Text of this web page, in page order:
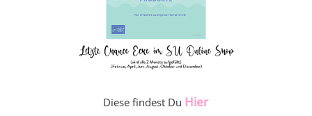
Diese findest Du Hier